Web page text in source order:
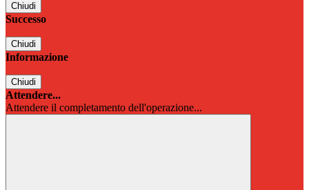
Chiudi
Successo
Chiudi
Informazione
Chiudi
Attendere...
Attendere il completamento dell'operazione...